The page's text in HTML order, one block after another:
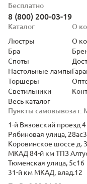
Бесплатно
8 (800) 200-03-19
Пункты самовывоза г.
1-й Вязовский проезд 4
Рябиновая улица, 28ас3
Коровинское шоссе д.
МКАД 84-й км ТПЗ
Тюменская улица, 5с16
31-й км МКАД, влад.12
Каталог
Люстры
Бра
Споты
Настольные лампы
Торшеры
Светильники
Весь каталог
О
О